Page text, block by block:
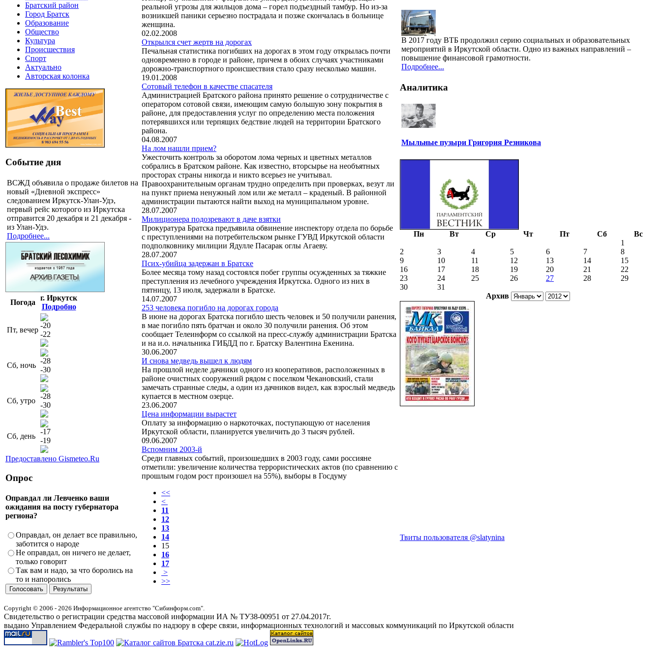
Братский район
Город Братск
Образование
Общество
Культура
Происшествия
Спорт
Актуально
Авторская колонка
Событие дня
ВСЖД объявила о продаже билетов на
новый «Дневной экспресс»
следованием Иркутск-Улан-Удэ,
первый рейс которого из Иркутска
отправится 20 декабря и 21 декабря -
из Улан-Удэ.
Подробнее...
Погода
г. Иркутск
Подробно
Пт, вечер
-20
-22
Сб, ночь
-28
-30
Сб, утро
-28
-30
Сб, день
-17
-19
Предоставлено Gismeteo.Ru
Опрос
Оправдал ли Левченко ваши
ожидания на посту губернатора
региона?
Оправдал, он делает все правильно,
заботится о народе
Не оправдал, он ничего не делает,
только говорит
Так вам и надо, за что боролись на
то и напоролись
реальной угрозы для жильцов дома – горел подъездный тамбур. Но из-за
возникшей паники серьезно пострадала и позже скончалась в больнице
женщина.
02.02.2008
Открылся счет жертв на дорогах
Печальная статистика погибших на дорогах в этом году открылась почти
одновременно в городе и районе, причем в обоих случаях участниками
дорожно-транспортного происшествия стало сразу несколько машин.
19.01.2008
Сотовый телефон в качестве спасателя
Администрацией Братского района принято решение о сотрудничестве с
оператором сотовой связи, имеющим самую большую зону покрытия в
районе, для предоставления услуг по определению места положения
потерявшихся или терпящих бедствие людей на территории Братского
района.
04.08.2007
На лом нашли прием?
Ужесточить контроль за оборотом лома черных и цветных металлов
собрались в Братском районе. Как известно, вторсырье на необъятных
просторах страны никогда и никто всерьез не учитывал.
Правоохранительным органам трудно определить при проверках, везут ли
на пункт приема ненужный лом или же металл – краденый. В районной
администрации пытаются найти выход на муниципальном уровне.
28.07.2007
Милиционера подозревают в даче взятки
Прокуратура Братска предъявила обвинение инспектору отдела по борьбе
с преступлениями на потребительском рынке ГУВД Иркутской области
подполковнику милиции Ядулле Пасарак оглы Агаеву.
28.07.2007
Псих-убийца задержан в Братске
Более месяца тому назад состоялся побег группы осужденных за тяжкие
преступления из лечебного учреждения Иркутска. Одного из них в
пятницу, 13 июля, задержали в Братске.
14.07.2007
253 человека погибло на дорогах города
В июне на дорогах Братска погибло шесть человек и 50 получили ранения,
в мае погибло пять братчан и около 30 получили ранения. Об этом
сообщает Телеинформ со ссылкой на пресс-службу администрации Братска
и на и.о. начальника ГИБДД по г. Братску Валентина Екенина.
30.06.2007
И снова медведь вышел к людям
На прошлой неделе дачники одного из кооперативов, расположенных в
районе очистных сооружений рядом с поселком Чекановский, стали
замечать странные следы, а один из дачников видел, как взрослый медведь
купается в местном озерце.
23.06.2007
Цена информации вырастет
Оплату за информацию о наркоточках, поступающую от населения
Иркутской области, планируется увеличить до 3 тысяч рублей.
09.06.2007
Вспомним 2003-й
Среди главных событий, произошедших в 2003 году, сами россияне
отметили: увеличение количества террористических актов (по сравнению с
прошлым годом рост произошел на 55%), выборы в Госдуму
<<
<
11
12
13
14
15
16
17
>
>>
В 2017 году ВТБ продолжил серию социальных и образовательных
мероприятий в Иркутской области. Одно из важных направлений –
повышение финансовой грамотности.
Подробнее...
Аналитика
Мыльные пузыри Григория Резникова
Пн Вт Ср Чт Пт Сб
Вс
1
2
3 4 5 6 7
8
9
10 11 12 13 14
15
16
17 18 19 20 21
22
23
24 25 26 27 28
29
30
31
Архив
Твиты пользователя @slatynina
Copyright © 2006 - 2026 Информационное агентство "Сибинформ.com".
Свидетельство о регистрации средства массовой информации ИА № ТУ38-00951 от 27.04.2017г.
выдано Управлением Федеральной службы по надзору в сфере связи, информационных технологий и массовых коммуникаций по Иркутской области